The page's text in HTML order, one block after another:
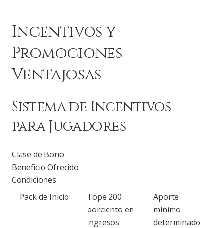
Incentivos y
Promociones
Ventajosas
Sistema de Incentivos
para Jugadores
Clase de Bono
Beneficio Ofrecido
Condiciones
Pack de Inicio
Tope 200
porciento en
ingresos
Aporte
mínimo
determinado